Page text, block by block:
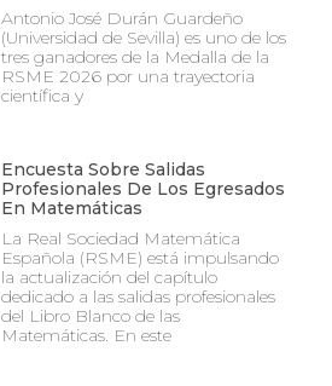
Antonio José Durán Guardeño
(Universidad de Sevilla) es uno de los
tres ganadores de la Medalla de la
RSME 2026 por una trayectoria
científica y
Encuesta Sobre Salidas
Profesionales De Los Egresados
En Matemáticas
La Real Sociedad Matemática
Española (RSME) está impulsando
la actualización del capítulo
dedicado a las salidas profesionales
del Libro Blanco de las
Matemáticas. En este